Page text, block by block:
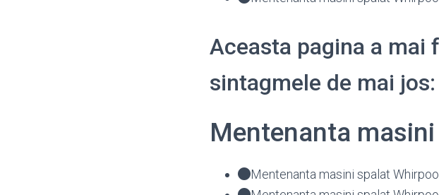
Aceasta pagina a mai
sintagmele de mai jos:
Mentenanta masini
Mentenanta masini spalat